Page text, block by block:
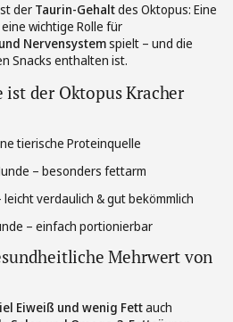
der Taurin-Gehaltdes Oktopus: Eine
wichtige Rolle für
Nervensystemspielt – und die
Snacks enthalten ist.
ist der Oktopus Kracher
tierische Proteinquelle
– besonders fettarm
leicht verdaulich & gut bekömmlich
– einfach portionierbar
Mehrwert von
Eiweiß und wenig Fettauch